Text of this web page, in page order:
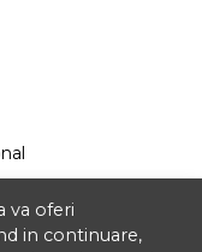
va oferi
in continuare,